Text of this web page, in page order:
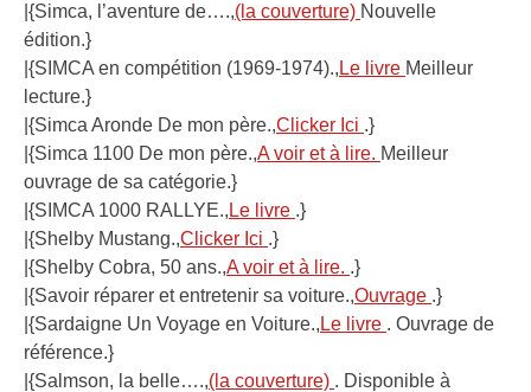
|{Simca, l’aventure de….,(la couverture) Nouvelle
édition.}
|{SIMCA en compétition (1969-1974)., Le livre Meilleur
lecture.}
|{Simca Aronde De mon père.,Clicker Ici .}
|{Simca 1100 De mon père.,A voir et à lire. Meilleur
ouvrage de sa catégorie.}
|{SIMCA 1000 RALLYE., Le livre .}
|{Shelby Mustang.,Clicker Ici .}
|{Shelby Cobra, 50 ans.,A voir et à lire. .}
|{Savoir réparer et entretenir sa voiture.,Ouvrage .}
|{Sardaigne Un Voyage en Voiture., Le livre . Ouvrage de
référence.}
|{Salmson, la belle….,(la couverture) . Disponible à